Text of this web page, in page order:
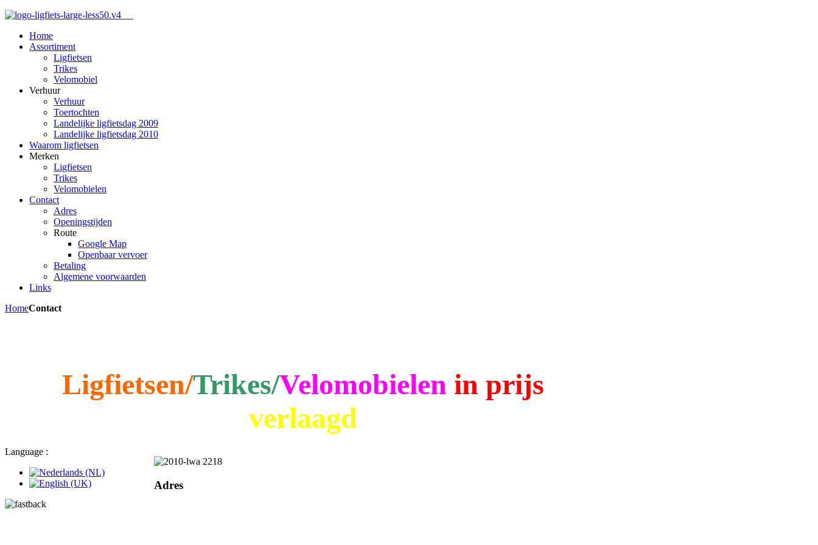
Home
Assortiment
Ligfietsen
Trikes
Velomobiel
Verhuur
Verhuur
Toertochten
Landelijke ligfietsdag 2009
Landelijke ligfietsdag 2010
Waarom ligfietsen
Merken
Ligfietsen
Trikes
Velomobielen
Contact
Adres
Openingstijden
Route
Google Map
Openbaar vervoer
Betaling
Algemene voorwaarden
Links
HomeContact
Ligfietsen/Trikes/Velomobielen in prijs
verlaagd
Adres
Language :